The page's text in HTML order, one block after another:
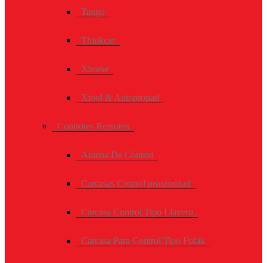
Tango
Thinkcar
Xhorse
Xtool & Autopropad
Controles Remotos
Antena De Control
Carcasas Control proximidad
Carcasa Control Tipo Llavero
Carcasa Para Control Tipo Fobik